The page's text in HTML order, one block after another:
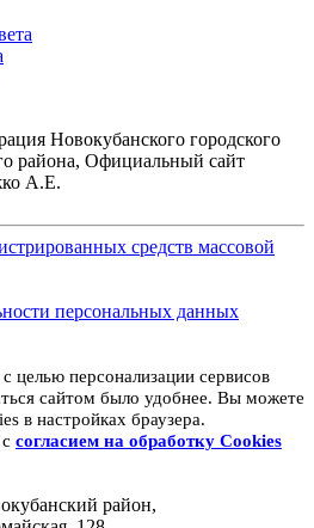
Новокубанского городского
района, Официальный сайт
А.Е.
средств массовой
персональных данных
целью персонализации сервисов
сайтом было удобнее. Вы можете
в настройках браузера.
согласием на обработку Cookies
район,